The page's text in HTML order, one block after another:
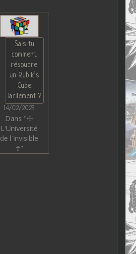
Sais-tu
comment
résoudre
un Rubik’s
Cube
facilement ?
14/02/2023
Dans "☩
L'Université
de l'Invisible
☥"